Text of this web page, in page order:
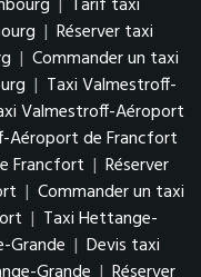
| Tarif taxi
| Réserver taxi
| Commander un taxi
| Taxi Valmestroff-
Valmestroff-Aéroport
Aéroport de Francfort
Francfort | Réserver
| Commander un taxi
| Taxi Hettange-
Grande | Devis taxi